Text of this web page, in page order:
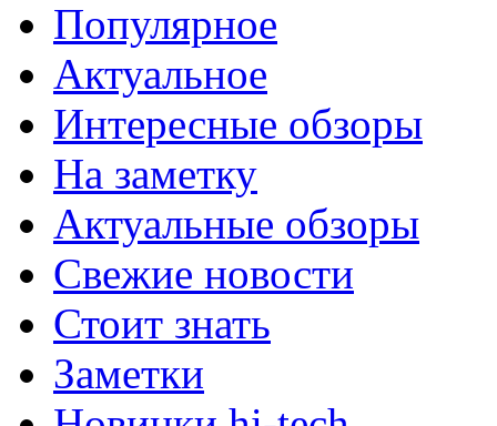
Популярное
Актуальное
Интересные обзоры
На заметку
Актуальные обзоры
Свежие новости
Стоит знать
Заметки